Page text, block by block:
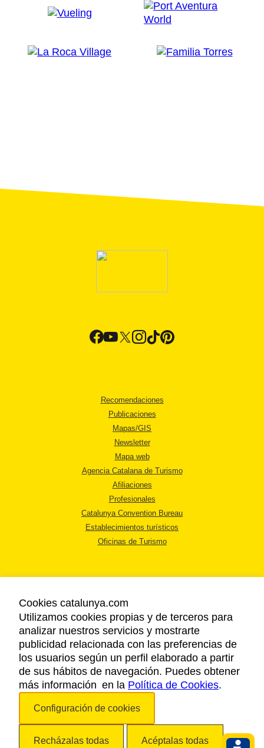
Recomendaciones
Publicaciones
Mapas/GIS
Newsletter
Mapa web
Agencia Catalana de Turismo
Afiliaciones
Profesionales
Catalunya Convention Bureau
Establecimientos turísticos
Oficinas de Turismo
AVISO LEGAL
POLÍTICA DE PRIVACIDAD
COOKIES
ACCESSIBILIDAD
Copyright © 2026. Agencia Catalana de Turismo. Todos los derechos
Cookies catalunya.com
Utilizamos cookies propias y de terceros para
analizar nuestros servicios y mostrarte
publicidad relacionada con las preferencias de
los usuarios según un perfil elaborado a partir
de sus hábitos de navegación. Puedes obtener
más información en la Política de Cookies.
Configuración de cookies
Recházalas todas Acéptalas todas